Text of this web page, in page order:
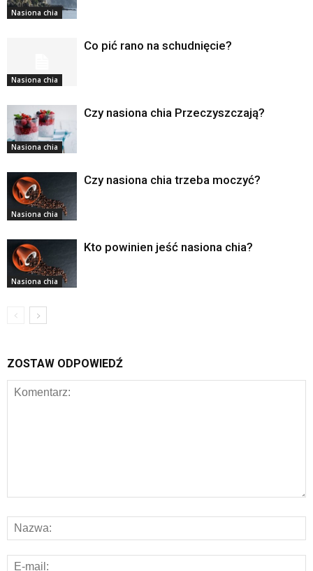
Nasiona chia
Nasiona chia
Co pić rano na schudnięcie?
Nasiona chia
Czy nasiona chia Przeczyszczają?
Nasiona chia
Czy nasiona chia trzeba moczyć?
Nasiona chia
Kto powinien jeść nasiona chia?
ZOSTAW ODPOWIEDŹ